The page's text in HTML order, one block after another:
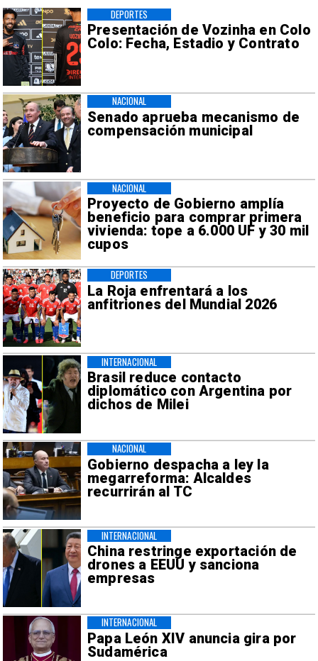
Presentación de Vozinha en Colo
Colo: Fecha, Estadio y Contrato
DEPORTES
Senado aprueba mecanismo de
compensación municipal
NACIONAL
Proyecto de Gobierno amplía
beneficio para comprar primera
vivienda: tope a 6.000 UF y 30 mil
cupos
NACIONAL
La Roja enfrentará a los
anfitriones del Mundial 2026
DEPORTES
Brasil reduce contacto
diplomático con Argentina por
dichos de Milei
INTERNACIONAL
Gobierno despacha a ley la
megarreforma: Alcaldes
recurrirán al TC
NACIONAL
China restringe exportación de
drones a EEUU y sanciona
empresas
INTERNACIONAL
Papa León XIV anuncia gira por
Sudamérica
INTERNACIONAL